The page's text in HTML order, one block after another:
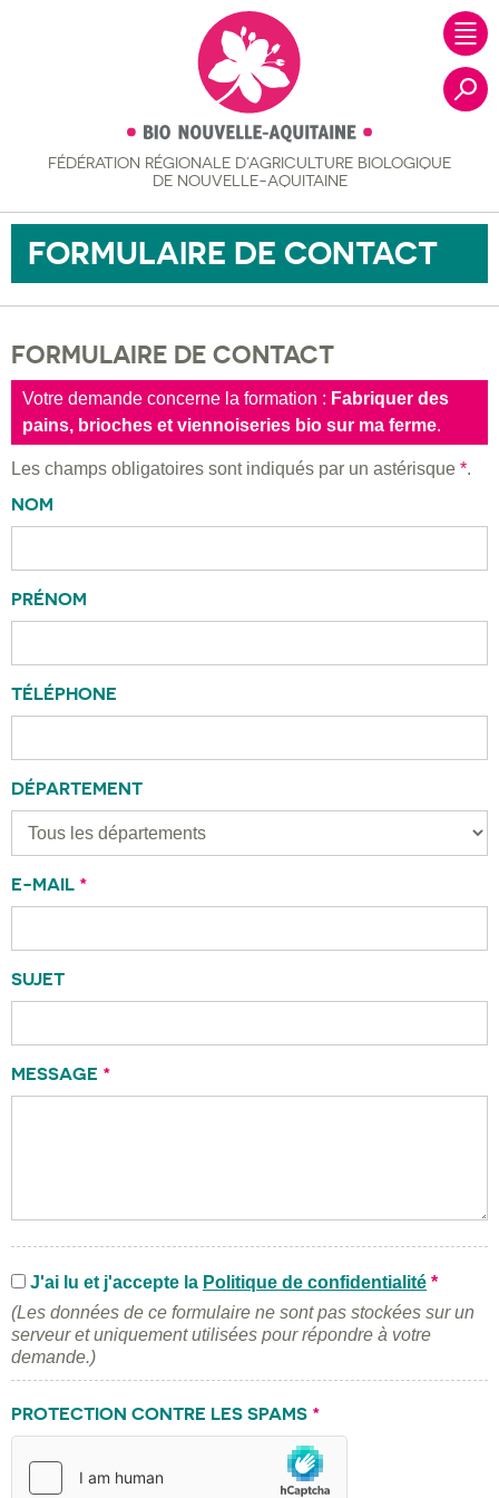
FÉDÉRATION RÉGIONALE D’AGRICULTURE BIOLOGIQUE
DE NOUVELLE-AQUITAINE
FORMULAIRE DE CONTACT
FORMULAIRE DE CONTACT
Votre demande concerne la formation : Fabriquer des
pains, brioches et viennoiseries bio sur ma ferme.
Les champs obligatoires sont indiqués par un astérisque *.
NOM
PRÉNOM
TÉLÉPHONE
DÉPARTEMENT
E-MAIL *
SUJET
MESSAGE *
J'ai lu et j'accepte la Politique de confidentialité *
(Les données de ce formulaire ne sont pas stockées sur un
serveur et uniquement utilisées pour répondre à votre
demande.)
PROTECTION CONTRE LES SPAMS *